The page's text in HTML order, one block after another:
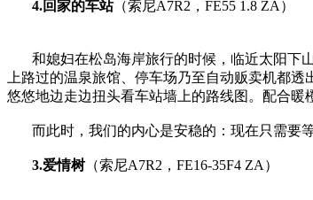
4.回家的车站（索尼A7R2，FE55 1.8 ZA）
和媳妇在松岛海岸旅行的时候，临近太阳下
上路过的温泉旅馆、停车场乃至自动贩卖机都
悠悠地边走边扭头看车站墙上的路线图。配合暖
而此时，我们的内心是安稳的：现在只需要
3.爱情树（索尼A7R2，FE16-35F4 ZA）